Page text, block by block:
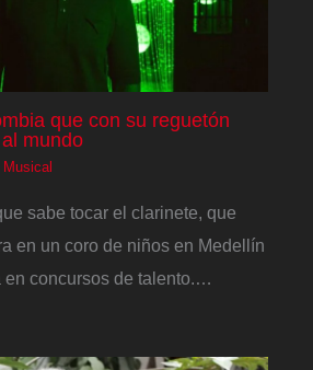
que con su reguetón
mundo
Musical
sabe tocar el clarinete, que
en un coro de niños en Medellín
en concursos de talento.…